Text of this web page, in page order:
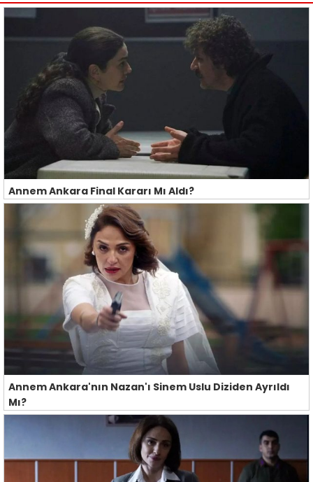
Annem Ankara Final Kararı Mı Aldı?
Annem Ankara'nın Nazan'ı Sinem Uslu Diziden Ayrıldı
Mı?